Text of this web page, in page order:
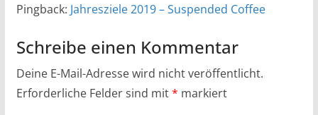
Pingback: Jahresziele 2019 – Suspended Coffee
Schreibe einen Kommentar
Deine E-Mail-Adresse wird nicht veröffentlicht.
Erforderliche Felder sind mit* markiert